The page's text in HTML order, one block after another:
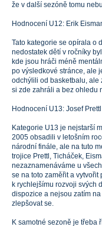
že v další sezóně tomu
Hodnocení U12: Erik
Tato kategorie se opírala o
nedostatek dětí v ročníky
kde jsou hráči méně
po výsledkové stránce, ale
odchýlili od basketbalu, ale
si zde zahráli a bez ohledu
Hodnocení U13: Josef Prettl
Kategorie U13 je nejstarší
2005 obsadili v letošním
národní finále, ale na tuto
trojice Prettl, Ticháček,
nezaznamenáváme u
se na toto zaměřit a
k rychlejšímu rozvoji svých
dispozice a nejsou zatím
zlepšovat se.
K samotné sezoně je třeba